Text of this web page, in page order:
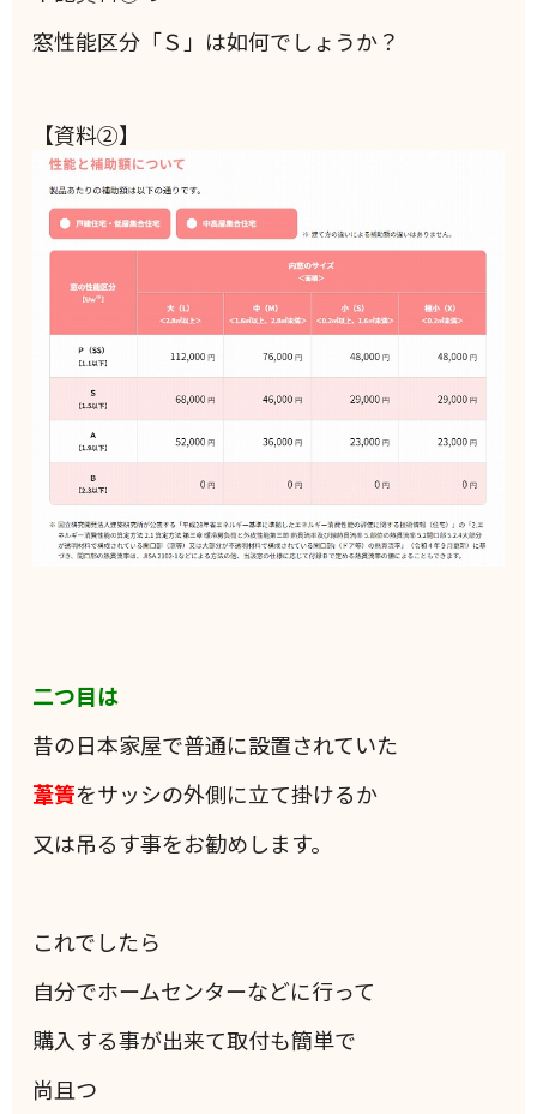
窓性能区分「Ｓ」は如何でしょうか？
【資料②】
二つ目は
昔の日本家屋で普通に設置されていた
葦簀をサッシの外側に立て掛けるか
又は吊るす事をお勧めします。
これでしたら
自分でホームセンターなどに行って
購入する事が出来て取付も簡単で
尚且つ